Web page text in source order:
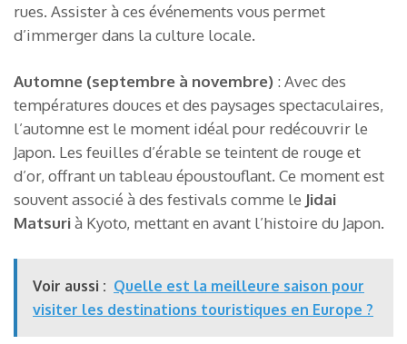
rues. Assister à ces événements vous permet
d’immerger dans la culture locale.
Automne (septembre à novembre) : Avec des
températures douces et des paysages spectaculaires,
l’automne est le moment idéal pour redécouvrir le
Japon. Les feuilles d’érable se teintent de rouge et
d’or, offrant un tableau époustouflant. Ce moment est
souvent associé à des festivals comme le Jidai
Matsurià Kyoto, mettant en avant l’histoire du Japon.
Voir aussi : Quelle est la meilleure saison pour
visiter les destinations touristiques en Europe ?